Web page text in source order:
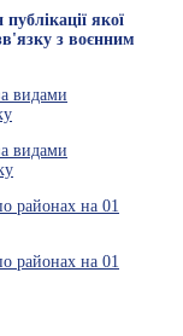
якої
з воєнним
видами
видами
районах на 01
районах на 01